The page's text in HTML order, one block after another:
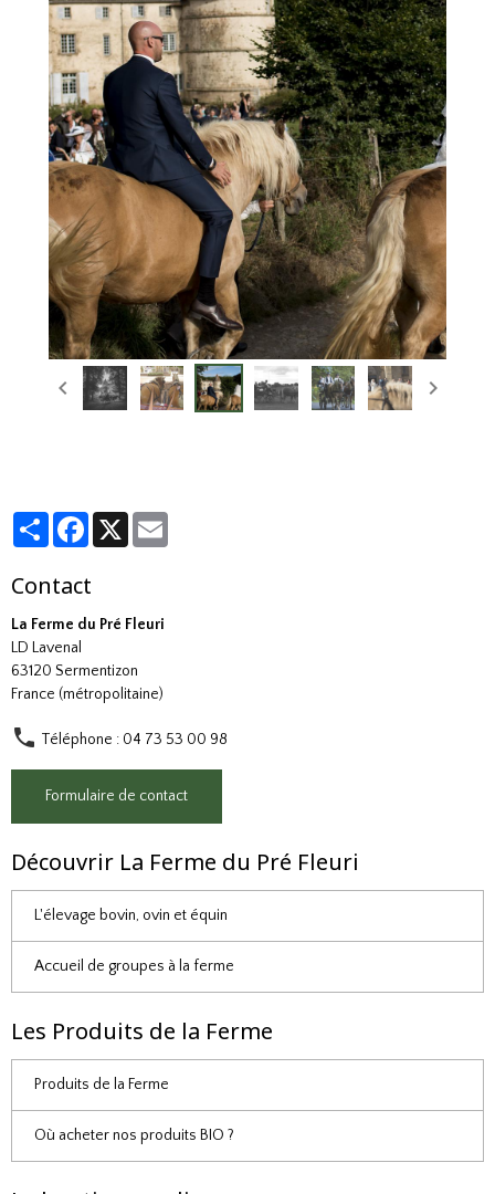
PartagerFacebook
X
Contact
La Ferme du Pré Fleuri
LD Lavenal
63120 Sermentizon
France (métropolitaine)
Téléphone : 04 73 53 00 98
Formulaire de contact
Découvrir La Ferme du Pré Fleuri
L'élevage bovin, ovin et équin
Accueil de groupes à la ferme
Les Produits de la Ferme
Produits de la Ferme
Où acheter nos produits BIO ?